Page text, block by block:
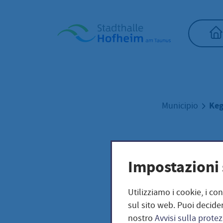
Municipio
Utilizziamo i cookie, i
sul sito web. Puoi
nostro Avvisi sulla